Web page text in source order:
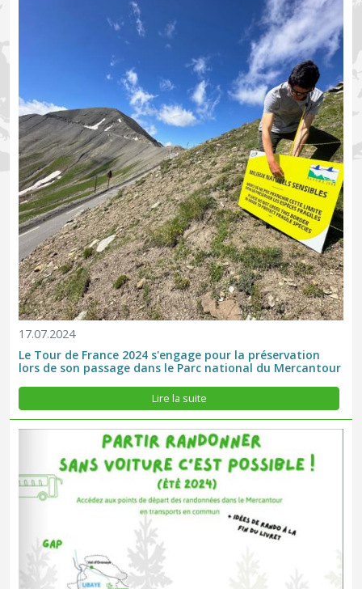
17.07.2024
Le Tour de France 2024 s'engage pour la préservation
lors de son passage dans le Parc national du Mercantour
Lire la suite
Parc national vous propose une e-brochure avec toutes les
offres de transport public mises en place. Objectif : Permettre
aux randonneurs de choisir la mobilité douce et d'utiliser...